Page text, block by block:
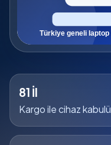
81 İl
Kargo ile cihaz kabulü